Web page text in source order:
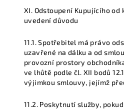
XI. Odstoupení Kupujícího od
uvedení důvodu
11.1. Spotřebitel má právo
uzavřené na dálku a od
provozní prostory
ve lhůtě podle čl. XII bodů
výjimkou smlouvy, jejímž
11.2. Poskytnutí služby,